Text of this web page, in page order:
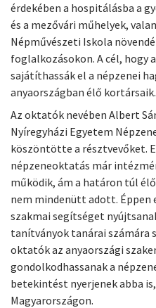
érdekében a hospitálásba a
és a mezővári műhelyek,
Népművészeti Iskola
foglalkozásokon. A cél, hogy
sajátíthassák el a népzenei
anyaországban élő kortársaik.
Az oktatók nevében Albert
Nyíregyházi Egyetem
köszöntötte a résztvevőket.
népzeneoktatás már
működik, ám a határon túl
nem mindenütt adott.
szakmai segítséget
tanítványok tanárai számára
oktatók az anyaországi
gondolkodhassanak a
betekintést nyerjenek abba
Magyarországon.